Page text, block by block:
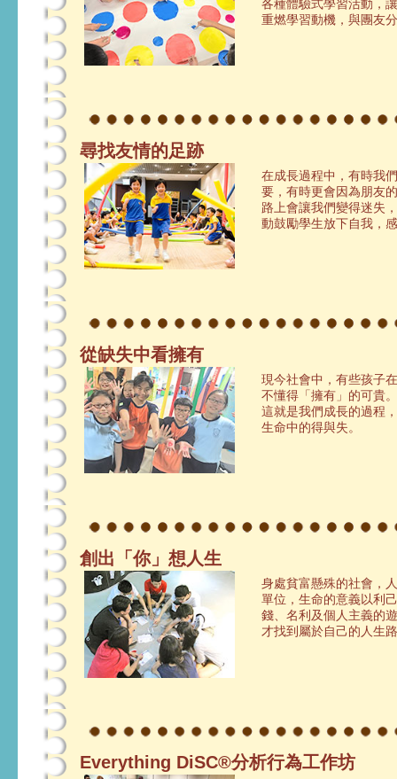
各種體驗式學習活動，
重燃學習動機，與團友
尋找友情的足跡
在成長過程中，有時我
要，有時更會因為朋友
路上會讓我們變得迷失
動鼓勵學生放下自我，
從缺失中看擁有
現今社會中，有些孩子
不懂得「擁有」的可貴
這就是我們成長的過程
生命中的得與失。
創出「你」想人生
身處貧富懸殊的社會，
單位，生命的意義以利
錢、名利及個人主義的
才找到屬於自己的人生
Everything DiSC®分析行為工作坊